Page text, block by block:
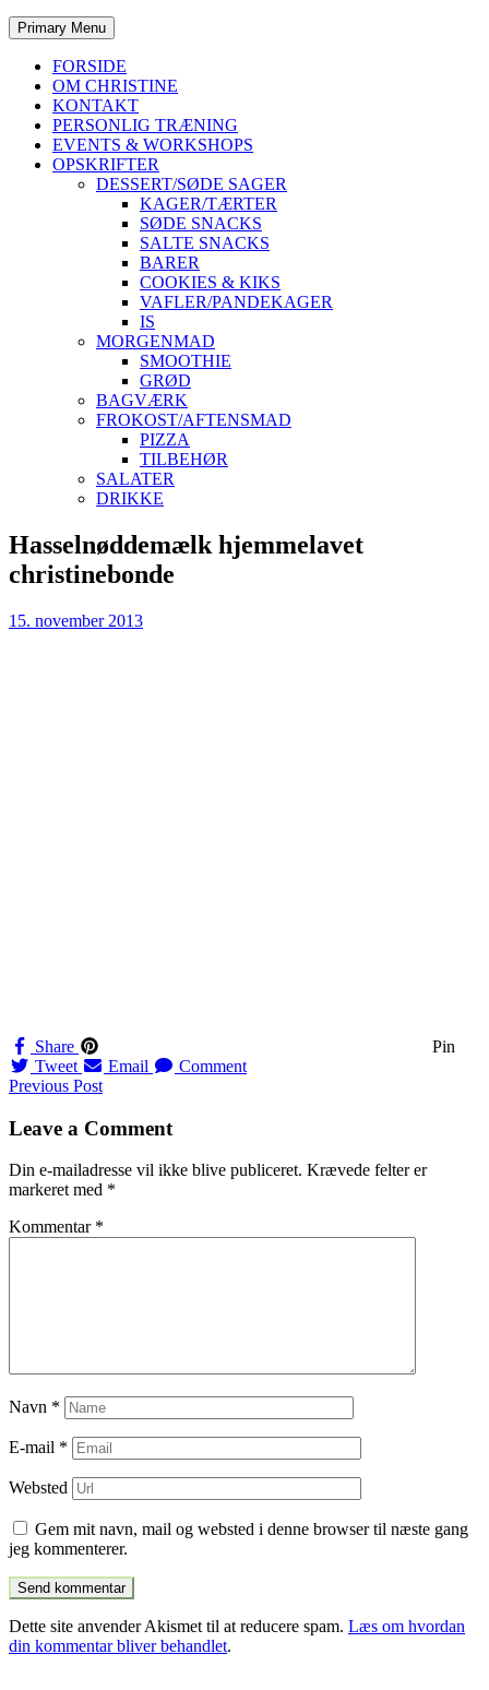
Primary Menu
FORSIDE
OM CHRISTINE
KONTAKT
PERSONLIG TRÆNING
EVENTS & WORKSHOPS
OPSKRIFTER
DESSERT/SØDE SAGER
KAGER/TÆRTER
SØDE SNACKS
SALTE SNACKS
BARER
COOKIES & KIKS
VAFLER/PANDEKAGER
IS
MORGENMAD
SMOOTHIE
GRØD
BAGVÆRK
FROKOST/AFTENSMAD
PIZZA
TILBEHØR
SALATER
DRIKKE
Skip
to
content
Hasselnøddemælk hjemmelavet
christinebonde
15. november 2013
Share
Pin
Tweet
Email Comment
Navigation
til
Previous Post
Leave a Comment
Din e-mailadresse vil ikke blive publiceret. Krævede felter er
markeret med *
Kommentar *
Navn *
E-mail *
Websted
Gem mit navn, mail og websted i denne browser til næste gang
jeg kommenterer.
Dette site anvender Akismet til at reducere spam. Læs om hvordan
din kommentar bliver behandlet.